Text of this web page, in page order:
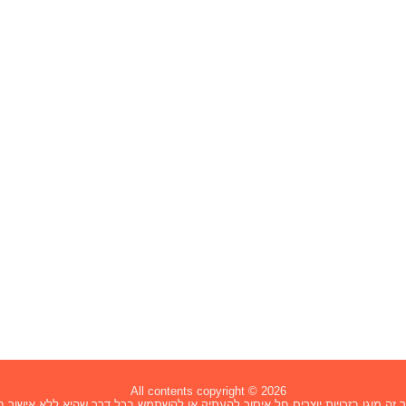
All contents copyright © 2026